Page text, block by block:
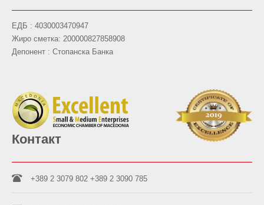
ЕДБ : 4030003470947
Жиро сметка: 200000827858908
Депонент : Стопанска Банка
Контакт
+389 2 3079 802 +389 2 3090 785